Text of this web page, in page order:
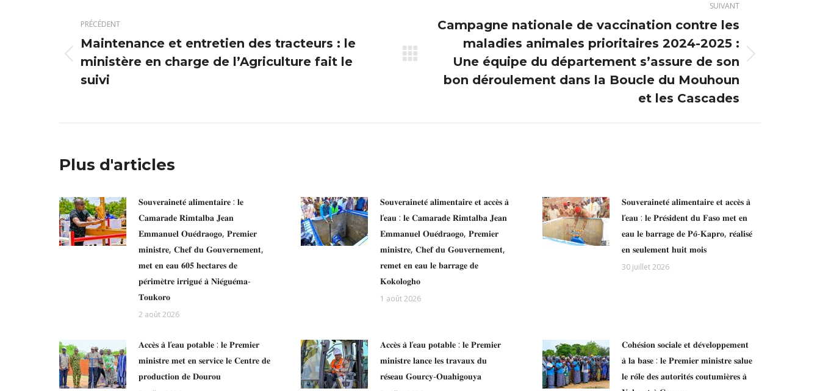
article
PRÉCÉDENT
Article
précédent
Maintenance et entretien des tracteurs : le
ministère en charge de l’Agriculture fait le
suivi
SUIVANT
Article
suivant
Campagne nationale de vaccination contre les
maladies animales prioritaires 2024-2025 :
Une équipe du département s’assure de son
bon déroulement dans la Boucle du Mouhoun
et les Cascades
Plus d'articles
𝐒𝐨𝐮𝐯𝐞𝐫𝐚𝐢𝐧𝐞𝐭𝐞́ 𝐚𝐥𝐢𝐦𝐞𝐧𝐭𝐚𝐢𝐫𝐞 : 𝐥𝐞
𝐂𝐚𝐦𝐚𝐫𝐚𝐝𝐞 𝐑𝐢𝐦𝐭𝐚𝐥𝐛𝐚 𝐉𝐞𝐚𝐧
𝐄𝐦𝐦𝐚𝐧𝐮𝐞𝐥 𝐎𝐮𝐞́𝐝𝐫𝐚𝐨𝐠𝐨, 𝐏𝐫𝐞𝐦𝐢𝐞𝐫
𝐦𝐢𝐧𝐢𝐬𝐭𝐫𝐞, 𝐂𝐡𝐞𝐟 𝐝𝐮 𝐆𝐨𝐮𝐯𝐞𝐫𝐧𝐞𝐦𝐞𝐧𝐭,
𝐦𝐞𝐭 𝐞𝐧 𝐞𝐚𝐮 𝟔𝟎𝟓 𝐡𝐞𝐜𝐭𝐚𝐫𝐞𝐬 𝐝𝐞
𝐩𝐞́𝐫𝐢𝐦𝐞̀𝐭𝐫𝐞 𝐢𝐫𝐫𝐢𝐠𝐮𝐞́ 𝐚̀ 𝐍𝐢𝐞́𝐠𝐮𝐞́𝐦𝐚-
𝐓𝐨𝐮𝐤𝐨𝐫𝐨
2 août 2026
𝐒𝐨𝐮𝐯𝐞𝐫𝐚𝐢𝐧𝐞𝐭𝐞́ 𝐚𝐥𝐢𝐦𝐞𝐧𝐭𝐚𝐢𝐫𝐞 𝐞𝐭 𝐚𝐜𝐜𝐞̀𝐬 𝐚̀
𝐥’𝐞𝐚𝐮 : 𝐥𝐞 𝐂𝐚𝐦𝐚𝐫𝐚𝐝𝐞 𝐑𝐢𝐦𝐭𝐚𝐥𝐛𝐚 𝐉𝐞𝐚𝐧
𝐄𝐦𝐦𝐚𝐧𝐮𝐞𝐥 𝐎𝐮𝐞́𝐝𝐫𝐚𝐨𝐠𝐨, 𝐏𝐫𝐞𝐦𝐢𝐞𝐫
𝐦𝐢𝐧𝐢𝐬𝐭𝐫𝐞, 𝐂𝐡𝐞𝐟 𝐝𝐮 𝐆𝐨𝐮𝐯𝐞𝐫𝐧𝐞𝐦𝐞𝐧𝐭,
𝐫𝐞𝐦𝐞𝐭 𝐞𝐧 𝐞𝐚𝐮 𝐥𝐞 𝐛𝐚𝐫𝐫𝐚𝐠𝐞 𝐝𝐞
𝐊𝐨𝐤𝐨𝐥𝐨𝐠𝐡𝐨
1 août 2026
𝐒𝐨𝐮𝐯𝐞𝐫𝐚𝐢𝐧𝐞𝐭𝐞́ 𝐚𝐥𝐢𝐦𝐞𝐧𝐭𝐚𝐢𝐫𝐞 𝐞𝐭 𝐚𝐜𝐜𝐞̀𝐬 𝐚̀
𝐥’𝐞𝐚𝐮 : 𝐥𝐞 𝐏𝐫𝐞́𝐬𝐢𝐝𝐞𝐧𝐭 𝐝𝐮 𝐅𝐚𝐬𝐨 𝐦𝐞𝐭 𝐞𝐧
𝐞𝐚𝐮 𝐥𝐞 𝐛𝐚𝐫𝐫𝐚𝐠𝐞 𝐝𝐞 𝐏𝐨̂-𝐊𝐚𝐩𝐫𝐨, 𝐫𝐞́𝐚𝐥𝐢𝐬𝐞́
𝐞𝐧 𝐬𝐞𝐮𝐥𝐞𝐦𝐞𝐧𝐭 𝐡𝐮𝐢𝐭 𝐦𝐨𝐢𝐬
30 juillet 2026
𝐀𝐜𝐜𝐞̀𝐬 𝐚̀ 𝐥’𝐞𝐚𝐮 𝐩𝐨𝐭𝐚𝐛𝐥𝐞 : 𝐥𝐞 𝐏𝐫𝐞𝐦𝐢𝐞𝐫
𝐦𝐢𝐧𝐢𝐬𝐭𝐫𝐞 𝐦𝐞𝐭 𝐞𝐧 𝐬𝐞𝐫𝐯𝐢𝐜𝐞 𝐥𝐞 𝐂𝐞𝐧𝐭𝐫𝐞 𝐝𝐞
𝐩𝐫𝐨𝐝𝐮𝐜𝐭𝐢𝐨𝐧 𝐝𝐞 𝐃𝐨𝐮𝐫𝐨𝐮
𝐀𝐜𝐜𝐞̀𝐬 𝐚̀ 𝐥’𝐞𝐚𝐮 𝐩𝐨𝐭𝐚𝐛𝐥𝐞 : 𝐥𝐞 𝐏𝐫𝐞𝐦𝐢𝐞𝐫
𝐦𝐢𝐧𝐢𝐬𝐭𝐫𝐞 𝐥𝐚𝐧𝐜𝐞 𝐥𝐞𝐬 𝐭𝐫𝐚𝐯𝐚𝐮𝐱 𝐝𝐮
𝐫𝐞́𝐬𝐞𝐚𝐮 𝐆𝐨𝐮𝐫𝐜𝐲-𝐎𝐮𝐚𝐡𝐢𝐠𝐨𝐮𝐲𝐚
𝐂𝐨𝐡𝐞́𝐬𝐢𝐨𝐧 𝐬𝐨𝐜𝐢𝐚𝐥𝐞 𝐞𝐭 𝐝𝐞́𝐯𝐞𝐥𝐨𝐩𝐩𝐞𝐦𝐞𝐧𝐭
𝐚̀ 𝐥𝐚 𝐛𝐚𝐬𝐞 : 𝐥𝐞 𝐏𝐫𝐞𝐦𝐢𝐞𝐫 𝐦𝐢𝐧𝐢𝐬𝐭𝐫𝐞 𝐬𝐚𝐥𝐮𝐞
𝐥𝐞 𝐫𝐨̂𝐥𝐞 𝐝𝐞𝐬 𝐚𝐮𝐭𝐨𝐫𝐢𝐭𝐞́𝐬 𝐜𝐨𝐮𝐭𝐮𝐦𝐢𝐞̀𝐫𝐞𝐬 𝐚̀